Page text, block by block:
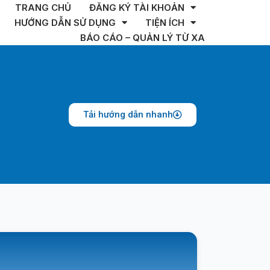
TRANG CHỦ
ĐĂNG KÝ TÀI KHOẢN
HƯỚNG DẪN SỬ DỤNG
TIỆN ÍCH
BÁO CÁO – QUẢN LÝ TỪ XA
Tải hướng dẫn nhanh